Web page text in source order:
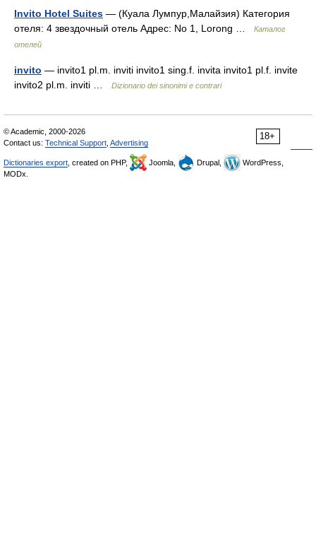
Invito Hotel Suites — (Куала Лумпур,Малайзия) Категория
отеля: 4 звездочный отель Адрес: No 1, Lorong …
Каталог
отелей
invito — invito1 pl.m. inviti invito1 sing.f. invita invito1 pl.f. invite
invito2 pl.m. inviti …
Dizionario dei sinonimi e contrari
18+
© Academic, 2000-2026
Contact us: Technical Support Advertising
Dictionaries export , created on PHP, Joomla, Drupal,
WordPress,
MODx.